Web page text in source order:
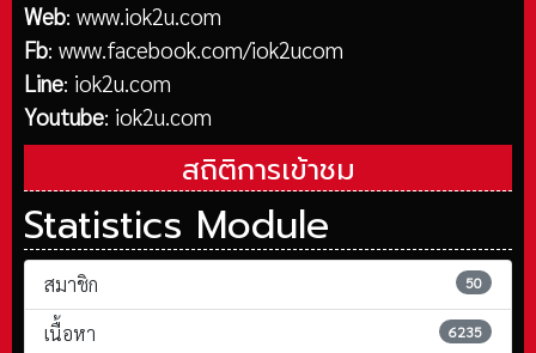
Web: www.iok2u.com
Fb: www.facebook.com/iok2ucom
Line: iok2u.com
Youtube: iok2u.com
สถิติการเข้าชม
Statistics Module
สมาชิก 50
เนื้อหา 6235